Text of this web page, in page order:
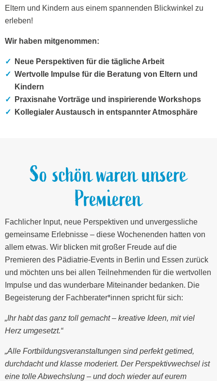
Eltern und Kindern aus einem spannenden Blickwinkel zu
erleben!
Wir haben mitgenommen:
Neue Perspektiven für die tägliche Arbeit
Wertvolle Impulse für die Beratung von Eltern und
Kindern
Praxisnahe Vorträge und inspirierende Workshops
Kollegialer Austausch in entspannter Atmosphäre
So schön waren unsere
Premieren
Fachlicher Input, neue Perspektiven und unvergessliche
gemeinsame Erlebnisse – diese Wochenenden hatten von
allem etwas. Wir blicken mit großer Freude auf die
Premieren des Pädiatrie-Events in Berlin und Essen zurück
und möchten uns bei allen Teilnehmenden für die wertvollen
Impulse und das wunderbare Miteinander bedanken. Die
Begeisterung der Fachberater*innen spricht für sich:
„Ihr habt das ganz toll gemacht – kreative Ideen, mit viel
Herz umgesetzt.“
„Alle Fortbildungsveranstaltungen sind perfekt getimed,
durchdacht und klasse moderiert. Der Perspektivwechsel ist
eine tolle Abwechslung – und doch wieder auf eurem